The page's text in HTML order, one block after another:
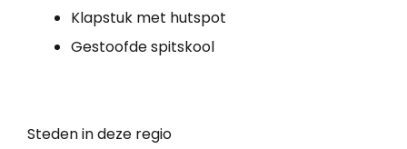
Klapstuk met hutspot
Gestoofde spitskool
Steden in deze regio